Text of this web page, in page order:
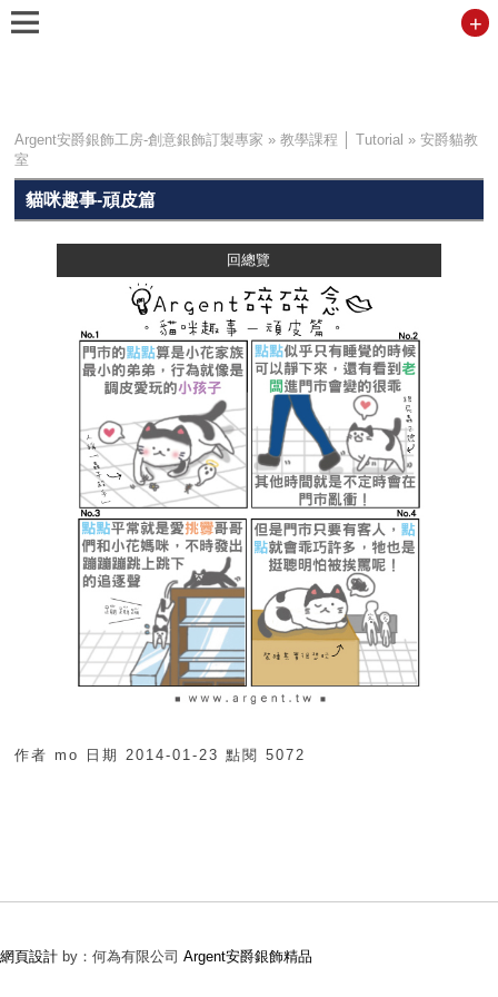
+
Argent安爵銀飾工房-創意銀飾訂製專家 »教學課程 │ Tutorial »安爵貓教
室
貓咪趣事-頑皮篇
回總覽
作者 mo 日期2014-01-23 點閱5072
網頁設計 by：何為有限公司 Argent安爵銀飾精品